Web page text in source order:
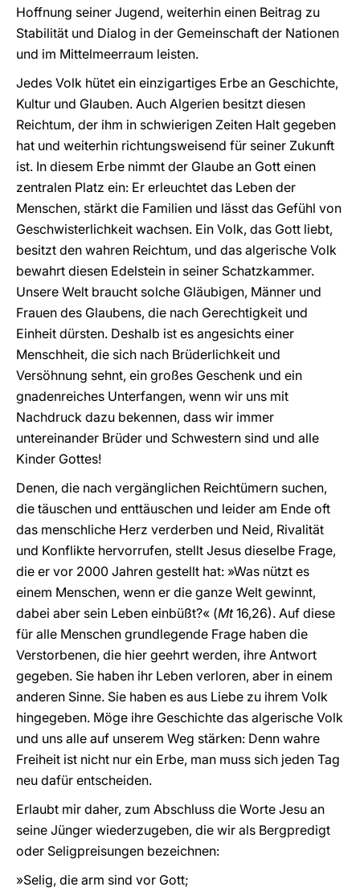
Hoffnung seiner Jugend, weiterhin einen Beitrag zu
Stabilität und Dialog in der Gemeinschaft der Nationen
und im Mittelmeerraum leisten.
Jedes Volk hütet ein einzigartiges Erbe an Geschichte,
Kultur und Glauben. Auch Algerien besitzt diesen
Reichtum, der ihm in schwierigen Zeiten Halt gegeben
hat und weiterhin richtungsweisend für seiner Zukunft
ist. In diesem Erbe nimmt der Glaube an Gott einen
zentralen Platz ein: Er erleuchtet das Leben der
Menschen, stärkt die Familien und lässt das Gefühl von
Geschwisterlichkeit wachsen. Ein Volk, das Gott liebt,
besitzt den wahren Reichtum, und das algerische Volk
bewahrt diesen Edelstein in seiner Schatzkammer.
Unsere Welt braucht solche Gläubigen, Männer und
Frauen des Glaubens, die nach Gerechtigkeit und
Einheit dürsten. Deshalb ist es angesichts einer
Menschheit, die sich nach Brüderlichkeit und
Versöhnung sehnt, ein großes Geschenk und ein
gnadenreiches Unterfangen, wenn wir uns mit
Nachdruck dazu bekennen, dass wir immer
untereinander Brüder und Schwestern sind und alle
Kinder Gottes!
Denen, die nach vergänglichen Reichtümern suchen,
die täuschen und enttäuschen und leider am Ende oft
das menschliche Herz verderben und Neid, Rivalität
und Konflikte hervorrufen, stellt Jesus dieselbe Frage,
die er vor 2000 Jahren gestellt hat: »Was nützt es
einem Menschen, wenn er die ganze Welt gewinnt,
dabei aber sein Leben einbüßt?« (Mt16,26). Auf diese
für alle Menschen grundlegende Frage haben die
Verstorbenen, die hier geehrt werden, ihre Antwort
gegeben. Sie haben ihr Leben verloren, aber in einem
anderen Sinne. Sie haben es aus Liebe zu ihrem Volk
hingegeben. Möge ihre Geschichte das algerische Volk
und uns alle auf unserem Weg stärken: Denn wahre
Freiheit ist nicht nur ein Erbe, man muss sich jeden Tag
neu dafür entscheiden.
Erlaubt mir daher, zum Abschluss die Worte Jesu an
seine Jünger wiederzugeben, die wir als Bergpredigt
oder Seligpreisungen bezeichnen:
»Selig, die arm sind vor Gott;